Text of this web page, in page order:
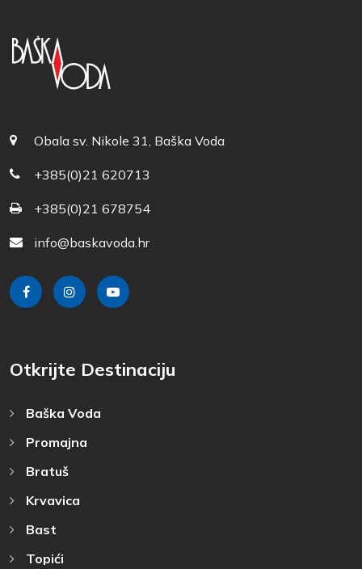
Obala sv. Nikole 31, Baška Voda
+385(0)21 620713
+385(0)21 678754
info@baskavoda.hr
Otkrijte Destinaciju
Baška Voda
Promajna
Bratuš
Krvavica
Bast
Topići